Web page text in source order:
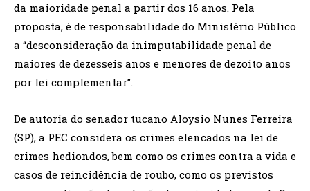
da maioridade penal a partir dos 16 anos. Pela
proposta, é de responsabilidade do Ministério Público
a “desconsideração da inimputabilidade penal de
maiores de dezesseis anos e menores de dezoito anos
por lei complementar”.
De autoria do senador tucano Aloysio Nunes Ferreira
(SP), a PEC considera os crimes elencados na lei de
crimes hediondos, bem como os crimes contra a vida e
casos de reincidência de roubo, como os previstos